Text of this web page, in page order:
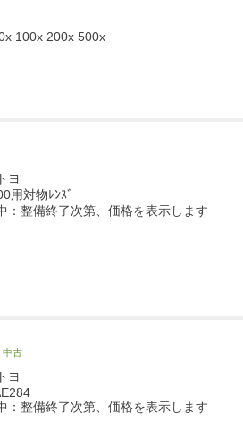
100x 200x 500x
ヨ
用対物ﾚﾝｽﾞ
：整備終了次第、価格を表示します
中古
ヨ
：整備終了次第、価格を表示します